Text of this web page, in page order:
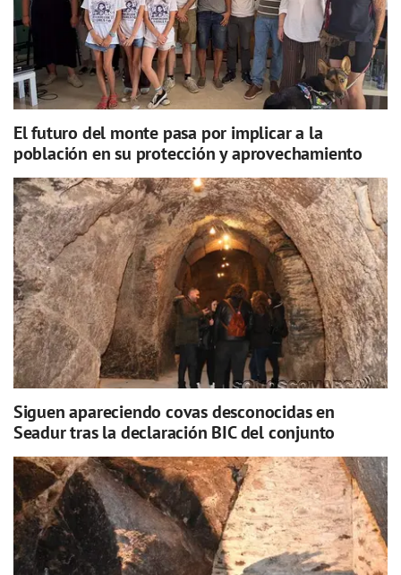
El futuro del monte pasa por implicar a la
población en su protección y aprovechamiento
Siguen apareciendo covas desconocidas en
Seadur tras la declaración BIC del conjunto